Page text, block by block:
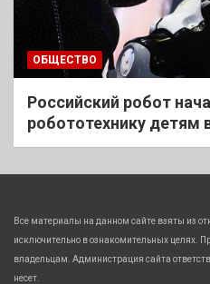
ОБЩЕСТВО
Российский робот
робототехнику детям
Все материалы на данном сайте взяты из
исключительно в ознакомительных целях.
владельцам. Администрация сайта
несет.